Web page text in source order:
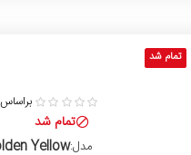
تمام شد
تمام شد
مدل:Yellow
براساس 0 نظر.